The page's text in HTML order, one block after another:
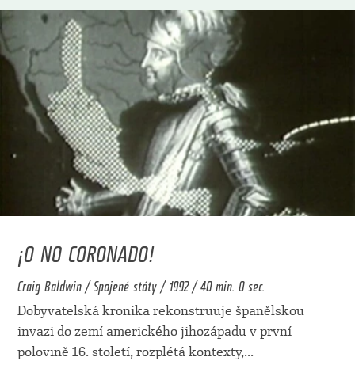
¡O NO CORONADO!
Craig Baldwin / Spojené státy / 1992 / 40 min. 0 sec.
Dobyvatelská kronika rekonstruuje španělskou
invazi do zemí amerického jihozápadu v první
polovině 16. století, rozplétá kontexty,...